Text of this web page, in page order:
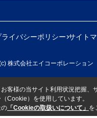
ライバシーポリシー サイト
株式会社エイコーポレーショ
客様の当サイト利用状況把握、
Cookie）を使用しています。
「Cookieの取扱いについて」 を